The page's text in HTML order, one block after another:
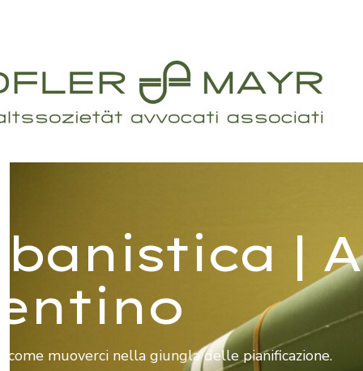
|
come muoverci nella giungla delle pianificazione.